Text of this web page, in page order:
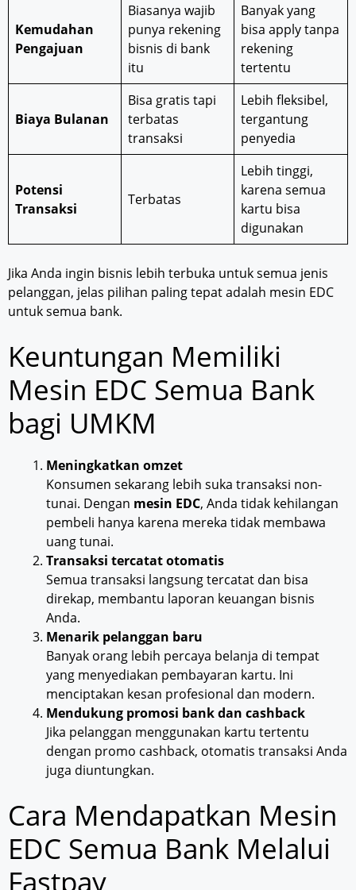
Kemudahan
Pengajuan
Biasanya wajib
punya rekening
bisnis di bank
itu
Banyak yang
bisa apply tanpa
rekening
tertentu
Biaya Bulanan
Bisa gratis tapi
terbatas
transaksi
Lebih fleksibel,
tergantung
penyedia
Potensi
Transaksi
Terbatas
Lebih tinggi,
karena semua
kartu bisa
digunakan
Jika Anda ingin bisnis lebih terbuka untuk semua jenis
pelanggan, jelas pilihan paling tepat adalah mesin EDC
untuk semua bank.
Keuntungan Memiliki
Mesin EDC Semua Bank
bagi UMKM
Meningkatkan omzet
Konsumen sekarang lebih suka transaksi non-
tunai. Dengan mesin EDC, Anda tidak kehilangan
pembeli hanya karena mereka tidak membawa
uang tunai.
Transaksi tercatat otomatis
Semua transaksi langsung tercatat dan bisa
direkap, membantu laporan keuangan bisnis
Anda.
Menarik pelanggan baru
Banyak orang lebih percaya belanja di tempat
yang menyediakan pembayaran kartu. Ini
menciptakan kesan profesional dan modern.
Mendukung promosi bank dan cashback
Jika pelanggan menggunakan kartu tertentu
dengan promo cashback, otomatis transaksi Anda
juga diuntungkan.
Cara Mendapatkan Mesin
EDC Semua Bank Melalui
Fastpay